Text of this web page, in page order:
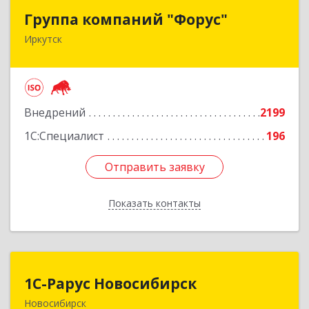
Группа компаний "Форус"
Иркутск
Внедрений
2199
1С:Специалист
196
Отправить заявку
Показать контакты
Группа компаний "Форус"
664007, Иркутская обл, Иркутск г, Ямская ул,
Отправить заявку
Назад
1С-Рарус Новосибирск
Новосибирск
1С-Рарус Новосибирск
630015, Новосибирская обл, Новосибирск г,